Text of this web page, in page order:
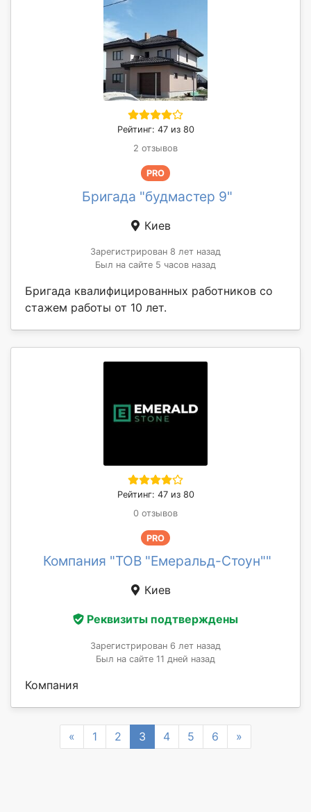
Рейтинг: 47 из 80
2 отзывов
PRO
Бригада "будмастер 9"
Киев
Зарегистрирован 8 лет назад
Был на сайте 5 часов назад
Бригада квалифицированных работников со
стажем работы от 10 лет.
Рейтинг: 47 из 80
0 отзывов
PRO
Компания "ТОВ "Емеральд-Стоун""
Киев
Реквизиты подтверждены
Зарегистрирован 6 лет назад
Был на сайте 11 дней назад
Компания
« Previous
1 2 3 4 5 6 »